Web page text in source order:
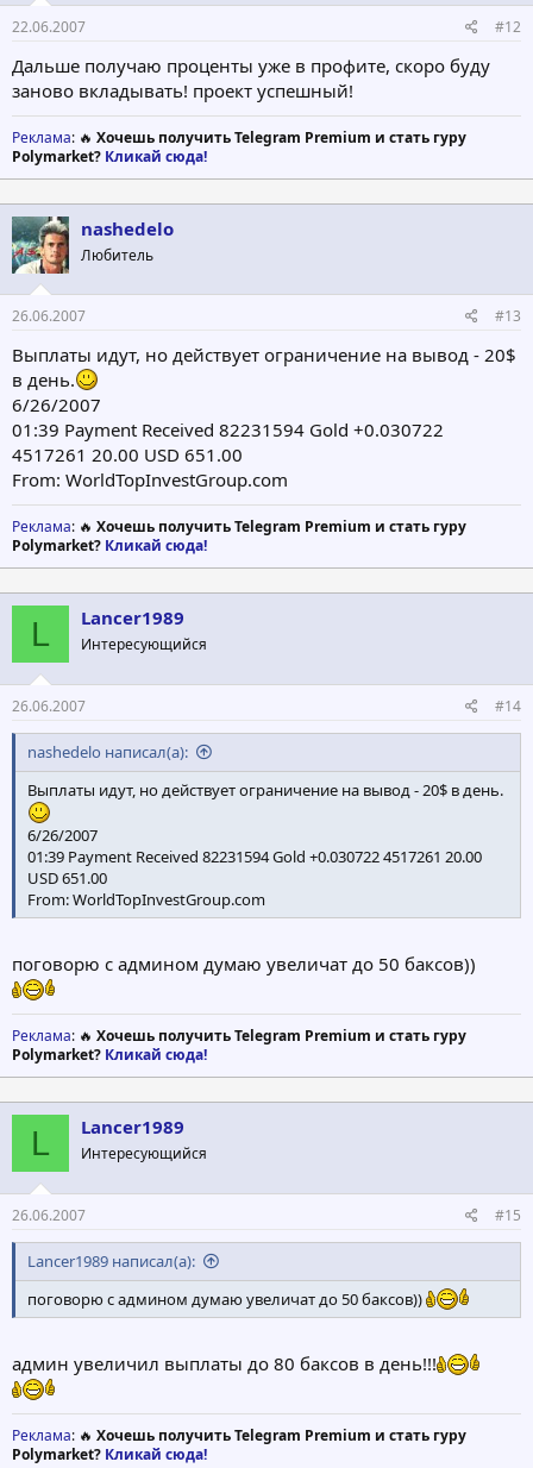
22.06.2007 #12
Дальше получаю проценты уже в профите, скоро буду
заново вкладывать! проект успешный!
Реклама: 🔥 Хочешь получить Telegram Premium и стать гуру
Polymarket? Кликай сюда!
nashedelo
Любитель
26.06.2007 #13
Выплаты идут, но действует ограничение на вывод - 20$
в день.
6/26/2007
01:39 Payment Received 82231594 Gold +0.030722
4517261 20.00 USD 651.00
From: WorldTopInvestGroup.com
Реклама: 🔥 Хочешь получить Telegram Premium и стать гуру
Polymarket? Кликай сюда!
L Lancer1989
Интересующийся
26.06.2007 #14
nashedelo написал(а):
Выплаты идут, но действует ограничение на вывод - 20$ в день.
6/26/2007
01:39 Payment Received 82231594 Gold +0.030722 4517261 20.00
USD 651.00
From: WorldTopInvestGroup.com
поговорю с админом думаю увеличат до 50 баксов))
Реклама: 🔥 Хочешь получить Telegram Premium и стать гуру
Polymarket? Кликай сюда!
L Lancer1989
Интересующийся
26.06.2007 #15
Lancer1989 написал(а):
поговорю с админом думаю увеличат до 50 баксов))
админ увеличил выплаты до 80 баксов в день!!!
Реклама: 🔥 Хочешь получить Telegram Premium и стать гуру
Polymarket? Кликай сюда!